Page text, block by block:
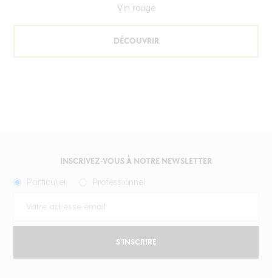
Vin rouge
DÉCOUVRIR
INSCRIVEZ-VOUS À NOTRE NEWSLETTER
S'INSCRIRE